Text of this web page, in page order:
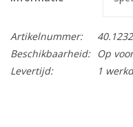
Artikelnummer:
Beschikbaarheid:
Op
Levertijd:
1